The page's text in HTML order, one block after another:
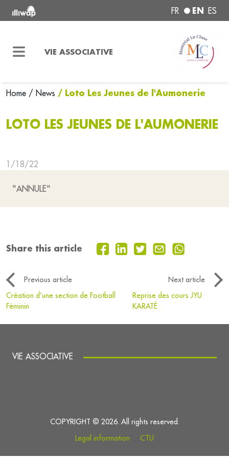
FR EN ES
VIE ASSOCIATIVE
Home / News / Loto Les Jeunes de l'Aumonerie
LOTO LES JEUNES DE L'AUMONERIE
1/18/22
"ANNULE"
Share this article
Previous article
Next article
Création d’une section de Football
Féminin
Reprise des cours JYU
KARATÉ
VIE ASSOCIATIVE
COPYRIGHT © 2026. All rights reserved.
Legal information
CTU